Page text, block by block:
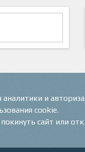
и
cookie.
покинуть сайт или